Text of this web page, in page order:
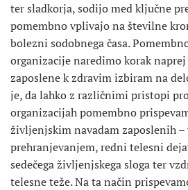
ter sladkorja, sodijo med ključne
pomembno vplivajo na številne
bolezni sodobnega časa.
organizacije naredimo korak
zaposlene k zdravim izbiram na
je, da lahko z različnimi pristopi
organizacijah pomembno
življenjskim navadam zaposlenih
prehranjevanjem, redni telesni
sedečega življenjskega sloga ter
telesne teže. Na ta način